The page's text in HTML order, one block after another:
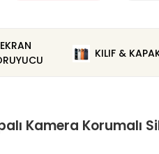
EKRAN
KILIF &
Kamera Korumalı